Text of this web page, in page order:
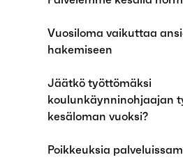
Vuosiloma vaikuttaa
hakemiseen
Jäätkö työttömäksi
koulunkäynninohjaajan
kesäloman vuoksi?
Poikkeuksia